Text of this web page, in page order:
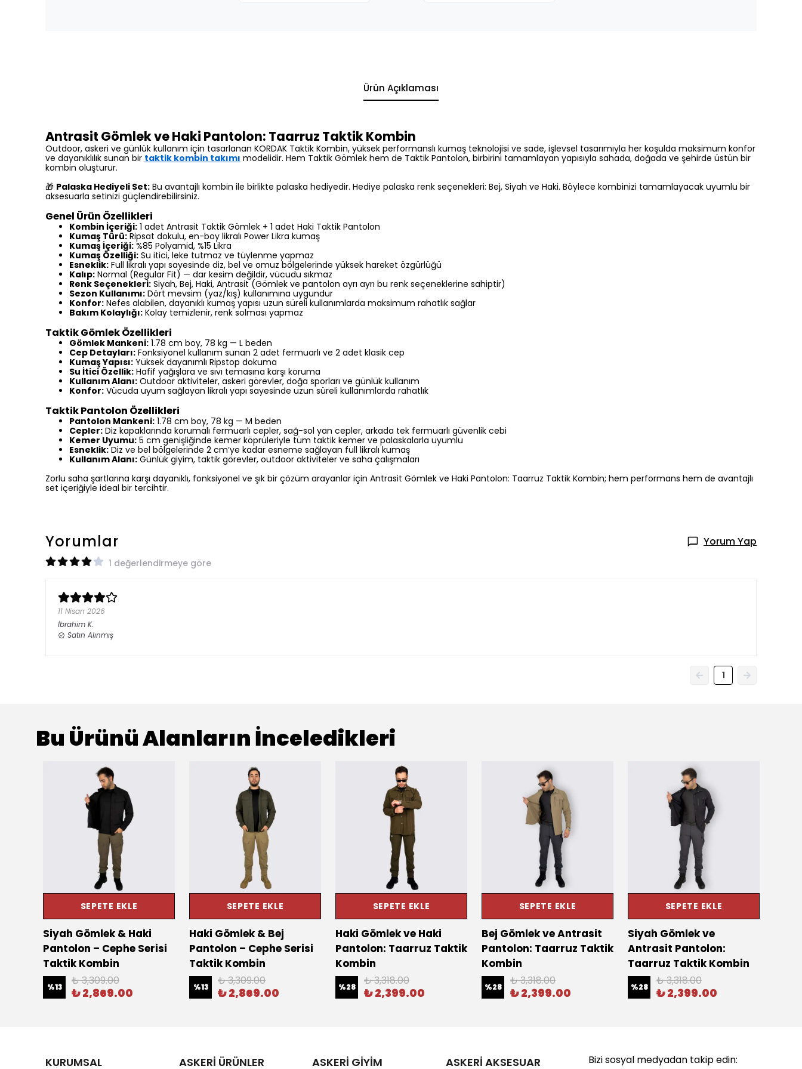
Ürün Açıklaması
Antrasit Gömlek ve Haki Pantolon: Taarruz Taktik Kombin
Outdoor, askeri ve günlük kullanım için tasarlanan KORDAK Taktik Kombin, yüksek performanslı kumaş teknolojisi ve sade, işlevsel tasarımıyla her koşulda maksimum konfor
ve dayanıklılık sunan bir taktik kombin takımı modelidir. Hem Taktik Gömlek hem de Taktik Pantolon, birbirini tamamlayan yapısıyla sahada, doğada ve şehirde üstün bir
kombin oluşturur.
🎁 Palaska Hediyeli Set: Bu avantajlı kombin ile birlikte palaska hediyedir. Hediye palaska renk seçenekleri: Bej, Siyah ve Haki. Böylece kombinizi tamamlayacak uyumlu bir
aksesuarla setinizi güçlendirebilirsiniz.
Genel Ürün Özellikleri
Kombin İçeriği: 1 adet Antrasit Taktik Gömlek + 1 adet Haki Taktik Pantolon
Kumaş Türü: Ripsat dokulu, en-boy likralı Power Likra kumaş
Kumaş İçeriği: %85 Polyamid, %15 Likra
Kumaş Özelliği: Su itici, leke tutmaz ve tüylenme yapmaz
Esneklik: Full likralı yapı sayesinde diz, bel ve omuz bölgelerinde yüksek hareket özgürlüğü
Kalıp: Normal (Regular Fit) — dar kesim değildir, vücudu sıkmaz
Renk Seçenekleri: Siyah, Bej, Haki, Antrasit (Gömlek ve pantolon ayrı ayrı bu renk seçeneklerine sahiptir)
Sezon Kullanımı: Dört mevsim (yaz/kış) kullanımına uygundur
Konfor: Nefes alabilen, dayanıklı kumaş yapısı uzun süreli kullanımlarda maksimum rahatlık sağlar
Bakım Kolaylığı: Kolay temizlenir, renk solması yapmaz
Taktik Gömlek Özellikleri
Gömlek Mankeni: 1.78 cm boy, 78 kg — L beden
Cep Detayları: Fonksiyonel kullanım sunan 2 adet fermuarlı ve 2 adet klasik cep
Kumaş Yapısı: Yüksek dayanımlı Ripstop dokuma
Su İtici Özellik: Hafif yağışlara ve sıvı temasına karşı koruma
Kullanım Alanı: Outdoor aktiviteler, askeri görevler, doğa sporları ve günlük kullanım
Konfor: Vücuda uyum sağlayan likralı yapı sayesinde uzun süreli kullanımlarda rahatlık
Taktik Pantolon Özellikleri
Pantolon Mankeni: 1.78 cm boy, 78 kg — M beden
Cepler: Diz kapaklarında korumalı fermuarlı cepler, sağ-sol yan cepler, arkada tek fermuarlı güvenlik cebi
Kemer Uyumu: 5 cm genişliğinde kemer köprüleriyle tüm taktik kemer ve palaskalarla uyumlu
Esneklik: Diz ve bel bölgelerinde 2 cm’ye kadar esneme sağlayan full likralı kumaş
Kullanım Alanı: Günlük giyim, taktik görevler, outdoor aktiviteler ve saha çalışmaları
Zorlu saha şartlarına karşı dayanıklı, fonksiyonel ve şık bir çözüm arayanlar için Antrasit Gömlek ve Haki Pantolon: Taarruz Taktik Kombin; hem performans hem de avantajlı
set içeriğiyle ideal bir tercihtir.
Yorumlar Yorum Yap
1 değerlendirmeye göre
11 Nisan 2026
İbrahim K.
Satın Alınmış
1
Bu Ürünü Alanların İnceledikleri
SEPETE EKLE
Siyah Gömlek & Haki
Pantolon – Cephe Serisi
Taktik Kombin
%13 ₺ 3,309.00
₺ 2,869.00
SEPETE EKLE
Haki Gömlek & Bej
Pantolon – Cephe Serisi
Taktik Kombin
%13 ₺ 3,309.00
₺ 2,869.00
SEPETE EKLE
Haki Gömlek ve Haki
Pantolon: Taarruz Taktik
Kombin
%28 ₺ 3,318.00
₺ 2,399.00
SEPETE EKLE
Bej Gömlek ve Antrasit
Pantolon: Taarruz Taktik
Kombin
%28 ₺ 3,318.00
₺ 2,399.00
SEPETE EKLE
Siyah Gömlek ve
Antrasit Pantolon:
Taarruz Taktik Kombin
%28 ₺ 3,318.00
₺ 2,399.00
KURUMSAL ASKERİ ÜRÜNLER ASKERİ GİYİM ASKERİ AKSESUAR Bizi sosyal medyadan takip edin: